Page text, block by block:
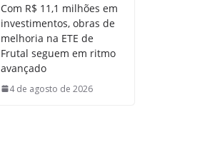
Com R$ 11,1 milhões em
investimentos, obras de
melhoria na ETE de
Frutal seguem em ritmo
avançado
4 de agosto de 2026